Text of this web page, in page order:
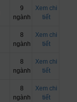
9
ngành
Xem chi
tiết
8
ngành
Xem chi
tiết
8
ngành
Xem chi
tiết
8
ngành
Xem chi
tiết